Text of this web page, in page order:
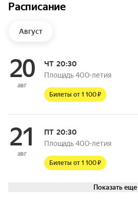
Расписание
Август
20
авг
ЧТ20:30
Площадь 400-летия
Билеты от 1 100 ₽
21
авг
ПТ20:30
Площадь 400-летия
Билеты от 1 100 ₽
Показать еще